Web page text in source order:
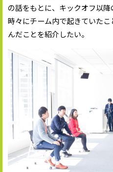
の話をもとに、キックオフ以
時々にチーム内で起きていた
んだことを紹介したい。